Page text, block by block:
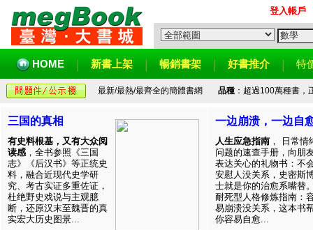
登入帳戶
HOME 新書上架 暢銷書架 好書推介 特
最新/最熱/最齊全的簡體書網 品種：超過100萬種書，
三国的真相
有史料根基，又有大众阅
读感 ，全书参照《三国
志》《后汉书》等正统史
料，融合近现代史学研
究、考古实证多重佐证，
杜绝野史戏说与主观臆
断，还原汉末至魏晋的真
实宏大历史图景...
一边崩溃，一边自
人生应急指南 ， 日常情
问题的速查手册，向朋
表达关心的礼物书：不
安慰人没关系，史密斯
士就是你的治愈系嘴替
耐死型人格修炼指南：
易崩溃没关系，这本书
你容易自愈...